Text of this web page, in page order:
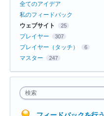
ゴ
リ
全てのアイデア
私のフィードバック
ウェブサイト
25
プレイヤー 307
プレイヤー（タッチ） 6
マスター 247
検索